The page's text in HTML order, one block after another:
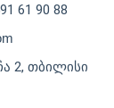
61 90 88
2, თბილისი